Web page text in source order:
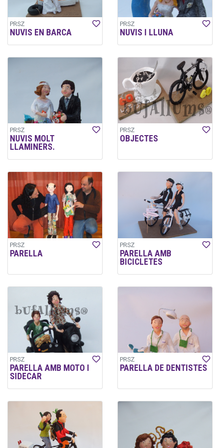
PRSZ
NUVIS EN BARCA
PRSZ
NUVIS I LLUNA
PRSZ
NUVIS MOLT
LLAMINERS.
PRSZ
OBJECTES
PRSZ
PARELLA
PRSZ
PARELLA AMB
BICICLETES
PRSZ
PARELLA AMB MOTO I
SIDECAR
PRSZ
PARELLA DE DENTISTES